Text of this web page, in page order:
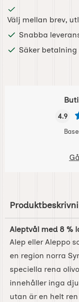
Välj mellan brev,
Snabba
Säker betalning
4.9
Aleptvål med 8 %
Alep eller Aleppo
en region norra
speciella rena
innehåller inga
utan är en helt